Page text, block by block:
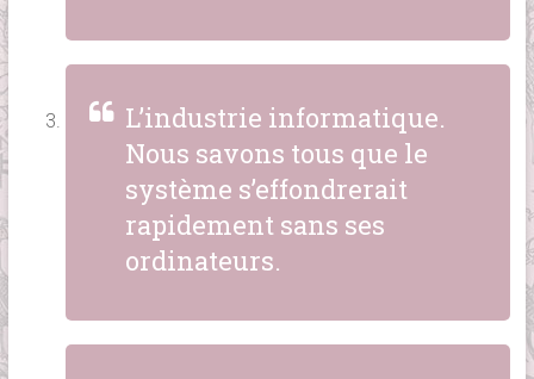
L’industrie informatique.
Nous savons tous que le
système s’effondrerait
rapidement sans ses
ordinateurs.